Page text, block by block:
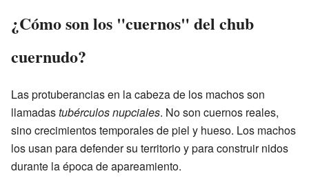
¿Cómo son los "cuernos" del chub
cuernudo?
Las protuberancias en la cabeza de los machos son
llamadastubérculos nupciales. No son cuernos reales,
sino crecimientos temporales de piel y hueso. Los machos
los usan para defender su territorio y para construir nidos
durante la época de apareamiento.